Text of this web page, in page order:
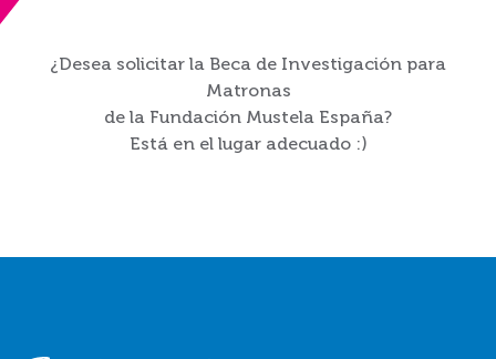
¿Desea solicitar la Beca de Investigación para
Matronas
de la Fundación Mustela España?
Está en el lugar adecuado :)